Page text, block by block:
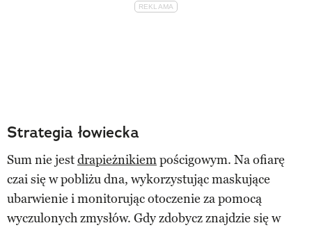
Strategia łowiecka
Sum nie jestdrapieżnikiempościgowym. Na ofiarę
czai się w pobliżu dna, wykorzystując maskujące
ubarwienie i monitorując otoczenie za pomocą
wyczulonych zmysłów. Gdy zdobycz znajdzie się w